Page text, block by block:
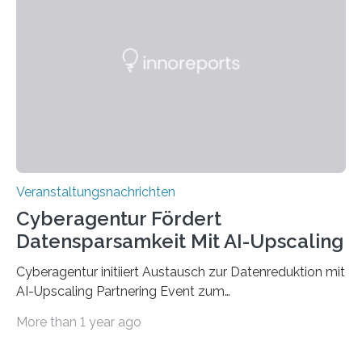
„QUAZAR“ mit insgesamt 1,15 Millionen Euro über vier
Veranstaltungsnachrichten
Cyberagentur Fördert
Datensparsamkeit Mit AI-Upscaling
Cyberagentur initiiert Austausch zur Datenreduktion mit
AI-Upscaling Partnering Event zum
innovative DatenverarbeitungDie Agentur für
More than 1 year ago